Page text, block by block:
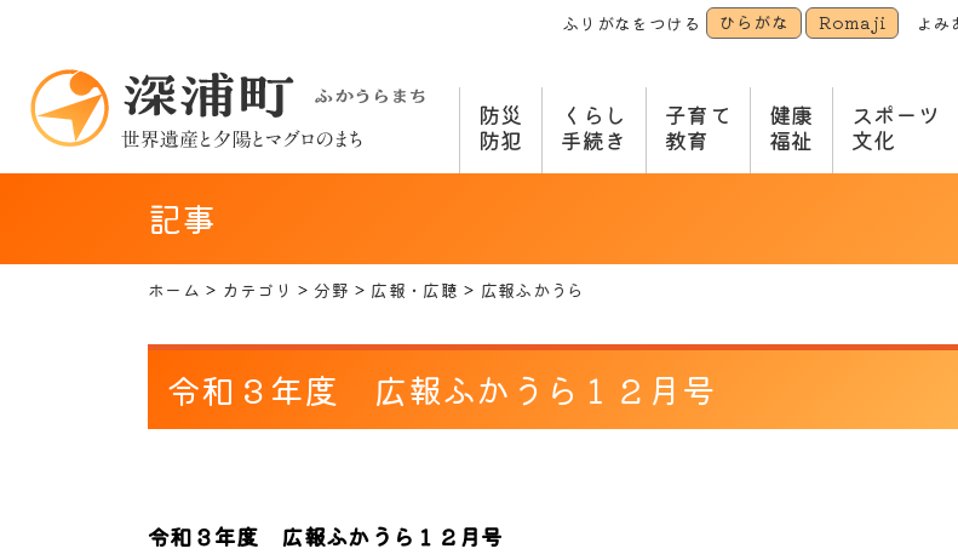
ふりがなをつける ひらがな Romaji よみ
防災
防犯
くらし
手続き
子育て
教育
健康
福祉
スポーツ
文化
記事
ホーム カテゴリ 分野 広報・広聴 広報ふかうら
令和３年度 広報ふかうら１２月号
令和３年度 広報ふかうら１２月号